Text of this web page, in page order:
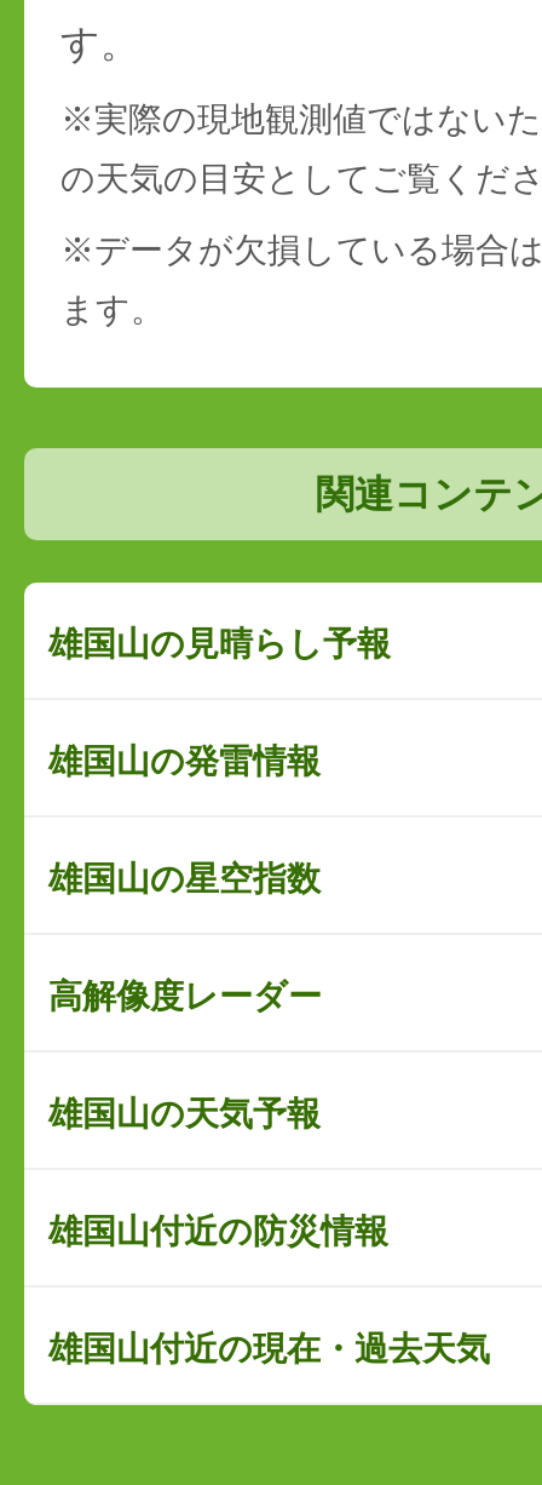
す。
※実際の現地観測値ではない
の天気の目安としてご覧くだ
※データが欠損している場合
ます。
関連コンテ
雄国山の見晴らし予報
雄国山の発雷情報
雄国山の星空指数
高解像度レーダー
雄国山の天気予報
雄国山付近の防災情報
雄国山付近の現在・過去天気